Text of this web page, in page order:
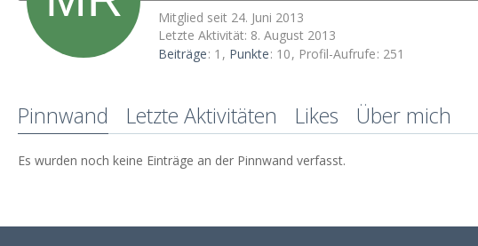
Mitglied seit 24. Juni 2013
Letzte Aktivität: 8. August 2013
Beiträge 1 Punkte 10 Profil-Aufrufe 251
Pinnwand Letzte Aktivitäten Likes Über mich
Es wurden noch keine Einträge an der Pinnwand verfasst.